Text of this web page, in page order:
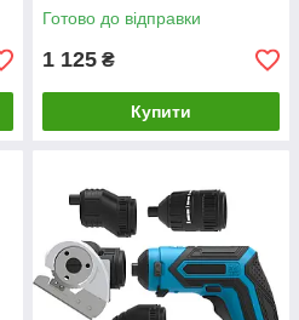
Готово до відправки
1 125 ₴
Купити